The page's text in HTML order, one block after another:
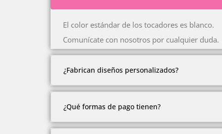
El color estándar de los tocadores es blanco.
Comunícate con nosotros por cualquier duda.
¿Fabrican diseños personalizados?
Comunícate con nosotros con gusto te
¿Qué formas de pago tienen?